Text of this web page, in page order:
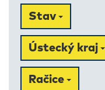
Stav
Ústecký kraj
Račice